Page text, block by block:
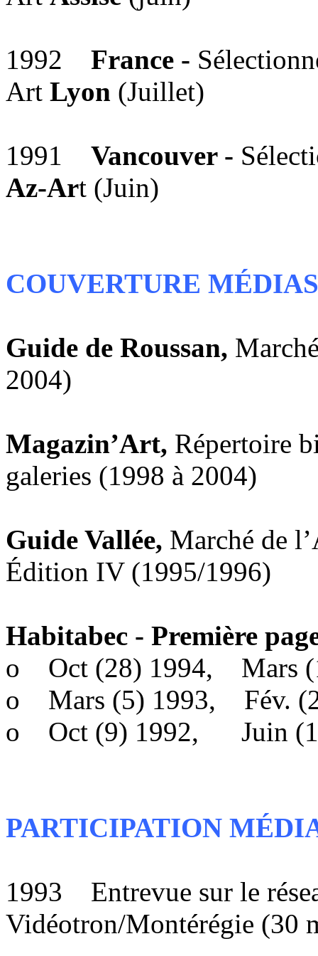
1992 France -
Art Lyon (Juillet)
1991 Vancouver -
Az-Art (Juin)
COUVERTURE MÉDIAS
Guide de Roussan,
2004)
Magazin’Art, Répertoire
galeries (1998 à 2004)
Guide Vallée, Marché de
Édition IV (1995/1996)
Habitabec - Première
o Oct (28) 1994, Mars
o Mars (5) 1993, Fév.
o Oct (9) 1992, Juin
PARTICIPATION
1993 Entrevue sur le
Vidéotron/Montérégie (30